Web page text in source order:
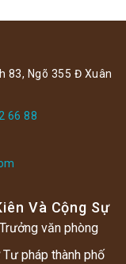
83, Ngõ 355 Đ Xuân
66 88
Và Cộng Sự
văn phòng
pháp thành phố